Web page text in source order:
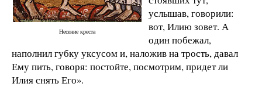
Несение креста
услышав, говорили:
вот, Илию зовет. А
один побежал,
наполнил губку уксусом и, наложив на трость, давал
Ему пить, говоря: постойте, посмотрим, придет ли
Илия снять Его».